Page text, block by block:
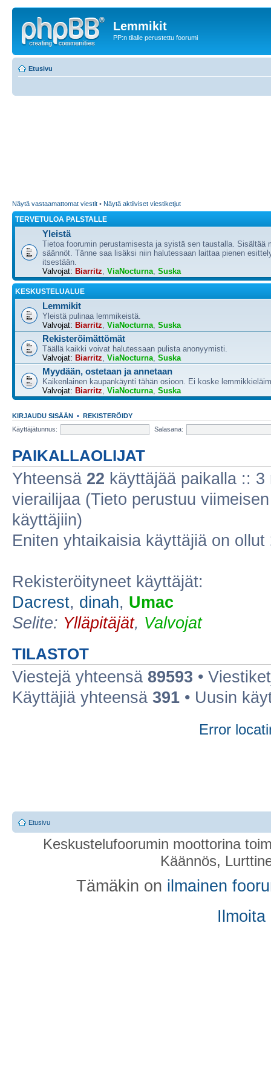
Lemmikit
PP:n tilalle perustettu foorumi
Etusivu
Näytä vastaamattomat viestit • Näytä aktiiviset viestiketjut
TERVETULOA PALSTALLE
Yleistä
Tietoa foorumin perustamisesta ja syistä sen taustalla. Sisältää
säännöt. Tänne saa lisäksi niin halutessaan laittaa pienen
itsestään.
Valvojat: Biarritz, ViaNocturna, Suska
KESKUSTELUALUE
Lemmikit
Yleistä pulinaa lemmikeistä.
Valvojat: Biarritz, ViaNocturna, Suska
Rekisteröimättömät
Täällä kaikki voivat halutessaan pulista anonyymisti.
Valvojat: Biarritz, ViaNocturna, Suska
Myydään, ostetaan ja annetaan
Kaikenlainen kaupankäynti tähän osioon. Ei koske
Valvojat: Biarritz, ViaNocturna, Suska
KIRJAUDU SISÄÄN • REKISTERÖIDY
Käyttäjätunnus:
Salasana:
PAIKALLAOLIJAT
Yhteensä 22 käyttäjää paikalla ::
vierailijaa (Tieto perustuu
käyttäjiin)
Eniten yhtaikaisia käyttäjiä on ollut
Rekisteröityneet käyttäjät:
Dacrest, dinah, Umac
Selite: Ylläpitäjät, Valvojat
TILASTOT
Viestejä yhteensä 89593 •
Käyttäjiä yhteensä 391 • Uusin
Error
Etusivu
Keskustelufoorumin moottorina
Käännös,
Tämäkin on ilmainen